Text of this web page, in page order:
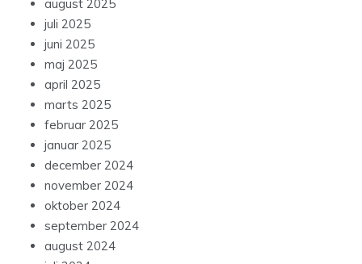
august 2025
juli 2025
juni 2025
maj 2025
april 2025
marts 2025
februar 2025
januar 2025
december 2024
november 2024
oktober 2024
september 2024
august 2024